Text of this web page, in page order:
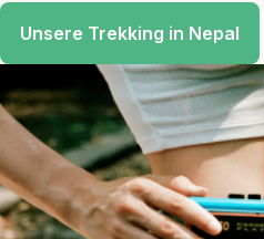
Unsere Trekking in Nepal